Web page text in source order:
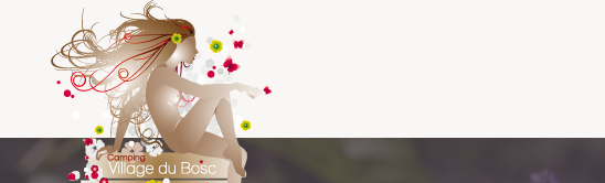
Panneau de gestion des cookies